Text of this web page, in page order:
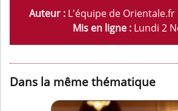
Auteur : L'équipe de Orientale.fr
Mis en ligne : Lundi 2
Dans la même thématique